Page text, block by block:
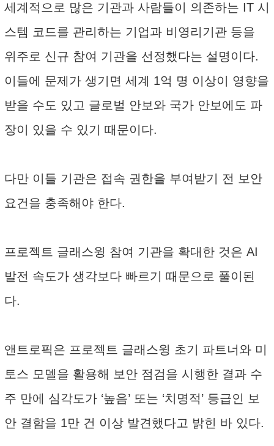
세계적으로 많은 기관과 사람들이 의존하는 IT 시
스템 코드를 관리하는 기업과 비영리기관 등을
위주로 신규 참여 기관을 선정했다는 설명이다.
이들에 문제가 생기면 세계 1억 명 이상이 영향을
받을 수도 있고 글로벌 안보와 국가 안보에도 파
장이 있을 수 있기 때문이다.
다만 이들 기관은 접속 권한을 부여받기 전 보안
요건을 충족해야 한다.
프로젝트 글래스윙 참여 기관을 확대한 것은 AI
발전 속도가 생각보다 빠르기 때문으로 풀이된
다.
앤트로픽은 프로젝트 글래스윙 초기 파트너와 미
토스 모델을 활용해 보안 점검을 시행한 결과 수
주 만에 심각도가 ‘높음’ 또는 ‘치명적’ 등급인 보
안 결함을 1만 건 이상 발견했다고 밝힌 바 있다.